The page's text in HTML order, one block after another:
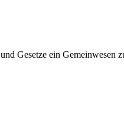
Gesetze ein Gemeinwesen